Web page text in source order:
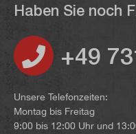
Haben Sie noch
+49
Unsere Telefonzeiten:
Montag bis Freitag
9:00 bis 12:00 Uhr und